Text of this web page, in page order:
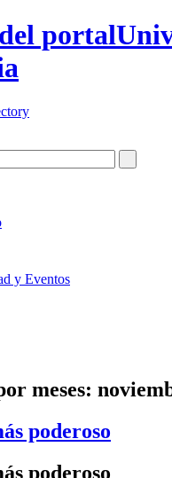
y Eventos
meses:
poderoso
poderoso